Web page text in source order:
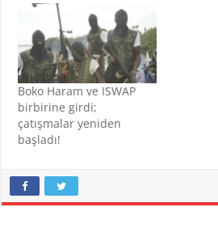
Boko Haram ve ISWAP
birbirine girdi;
çatışmalar yeniden
başladı!